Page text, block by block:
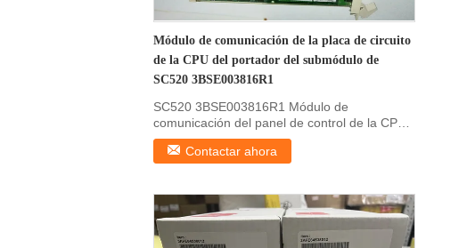
Módulo de comunicación de la placa de circuito
de la CPU del portador del submódulo de
SC520 3BSE003816R1
SC520 3BSE003816R1 Módulo de
comunicación del panel de control de la CPU
portadora Información sobre ...
Contactar ahora